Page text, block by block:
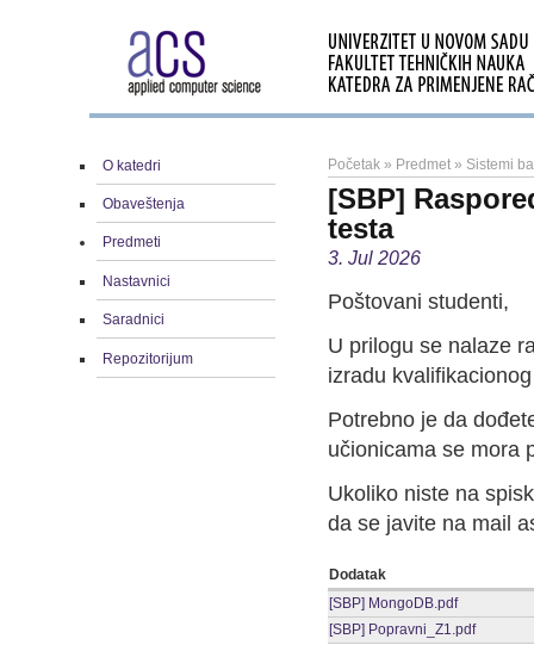
O katedri
Obaveštenja
Predmeti
Nastavnici
Saradnici
Repozitorijum
Početak » Predmet » Sistemi
[SBP]
testa
3. Jul 2026
Poštovani studenti,
U prilogu se nalaze
izradu
Potrebno je da
učionicama se mora
Ukoliko niste na
da se javite na mail
Dodatak
[SBP] MongoDB.pdf
[SBP] Popravni_Z1.pdf